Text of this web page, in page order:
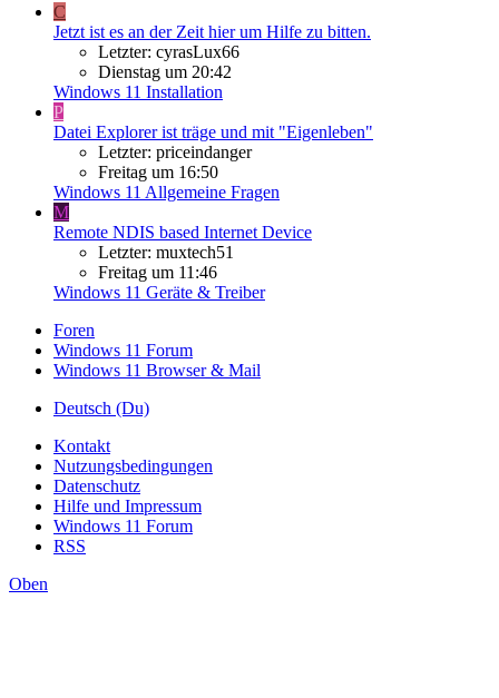
C
Jetzt ist es an der Zeit hier um Hilfe zu bitten.
Letzter: cyrasLux66
Dienstag um 20:42
Windows 11 Installation
P
Datei Explorer ist träge und mit "Eigenleben"
Letzter: priceindanger
Freitag um 16:50
Windows 11 Allgemeine Fragen
M
Remote NDIS based Internet Device
Letzter: muxtech51
Freitag um 11:46
Windows 11 Geräte & Treiber
Foren
Windows 11 Forum
Windows 11 Browser & Mail
Deutsch (Du)
Kontakt
Nutzungsbedingungen
Datenschutz
Hilfe und Impressum
Windows 11 Forum
RSS
Oben